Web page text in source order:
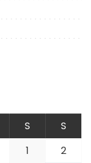
S
S
1
2